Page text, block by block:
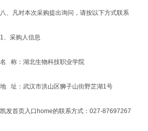
八、凡对本次采购提出询问，请按以下方式联系
1、采购人信息
名 称：湖北生物科技职业学院
地 址：武汉市洪山区狮子山街野芷湖1号
凯发首页入口home的联系方式：027-87697267